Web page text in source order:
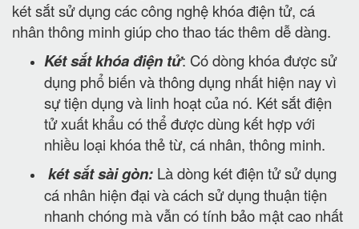
két sắt sử dụng các công nghệ khóa điện tử, cá
nhân thông minh giúp cho thao tác thêm dễ dàng.
Két sắt khóa điện tử: Có dòng khóa được sử
dụng phổ biến và thông dụng nhất hiện nay vì
sự tiện dụng và linh hoạt của nó. Két sắt điện
tử xuất khẩu có thể được dùng kết hợp với
nhiều loại khóa thẻ từ, cá nhân, thông minh.
két sắt sài gòn: Là dòng két điện tử sử dụng
cá nhân hiện đại và cách sử dụng thuận tiện
nhanh chóng mà vẫn có tính bảo mật cao nhất